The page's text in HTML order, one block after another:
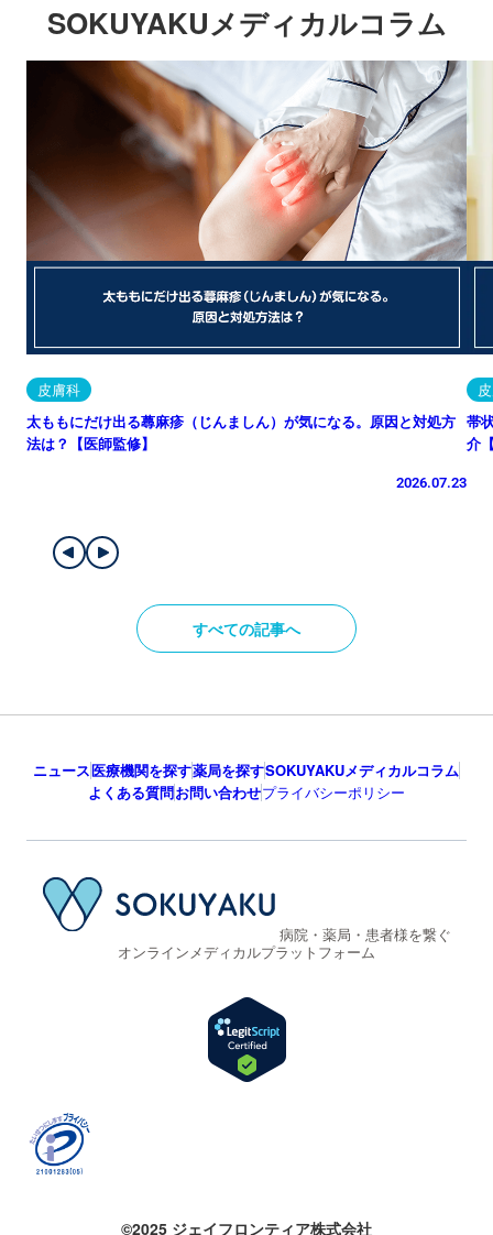
SOKUYAKUメディカルコラム
皮膚科
太ももにだけ出る蕁麻疹（じんましん）が気になる。原因と対処方
法は？【医師監修】
2026.07.23
帯
介
すべての記事へ
ニュース医療機関を探す薬局を探すSOKUYAKUメディカルコラム
よくある質問お問い合わせプライバシーポリシー
病院・薬局・患者様を繋ぐ
オンラインメディカルプラットフォーム
©2025 ジェイフロンティア株式会社